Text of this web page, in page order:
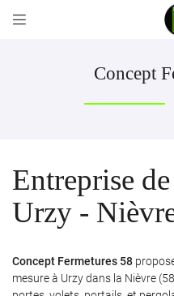

06 12 55 23 00Concept
Entreprise
Urzy -
Concept Fermetures 58
mesure à Urzy dans la Nièvre